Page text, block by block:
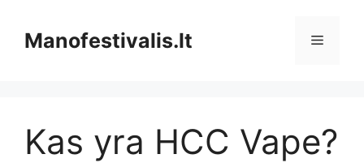
turinioManofestivalis.lt Meniu
Kas yra HCC Vape?